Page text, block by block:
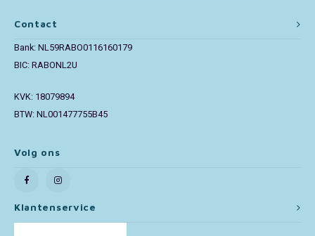
Contact
Bank: NL59RABO0116160179
BIC: RABONL2U
KVK: 18079894
BTW: NL001477755B45
Volg ons
Klantenservice